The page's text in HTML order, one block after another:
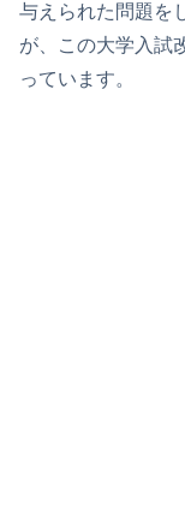
与えられた問題を
が、この大学入試
っています。